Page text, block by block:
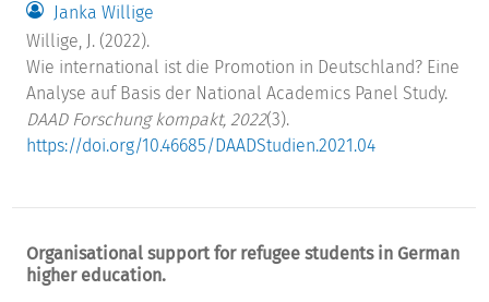
Janka Willige
Willige, J. (2022).
Wie international ist die Promotion in Deutschland? Eine
Analyse auf Basis der National Academics Panel Study.
DAAD Forschung kompakt, 2022(3).
https://doi.org/10.46685/DAADStudien.2021.04
Organisational support for refugee students in German
higher education.